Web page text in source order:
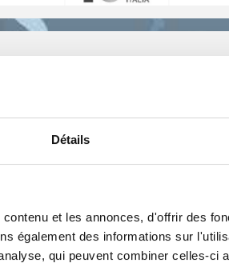
Détails
et les annonces, d'offrir des
également des informations sur
qui peuvent combiner celles-ci